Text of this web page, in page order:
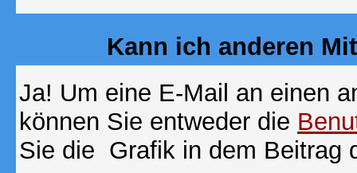
Kann ich anderen
Ja! Um eine E-Mail an einen
können Sie entweder die
Sie die Grafik in dem Beitrag